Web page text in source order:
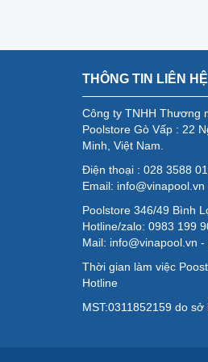
THÔNG TIN LIÊN HỆ
Công ty TNHH Thương
Poolstore Gò Vấp : 22
Minh, Việt Nam.
Điện thoại : 028 3588
Email:
Poolstore 346/49 Bình
Hotline/zalo: 0983 199
Mail: info@vinapool.vn
Thời gian làm việc
Hotline
MST:0311852159 do